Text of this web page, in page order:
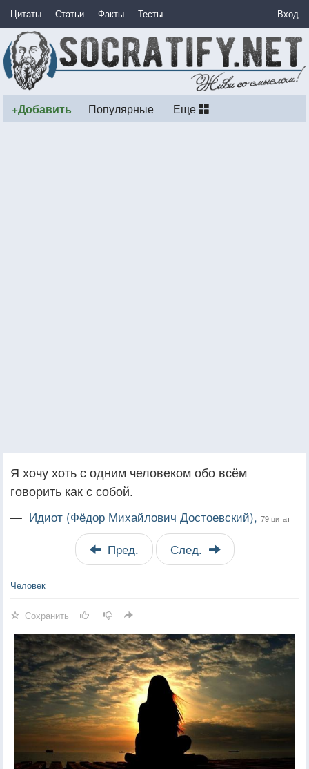
Цитаты Статьи Факты Тесты Вход
+Добавить Популярные Еще
Я хочу хоть с одним человеком обо всём
говорить как с собой.
— Идиот (Фёдор Михайлович Достоевский), 79 цитат
Пред. След.
Человек
Сохранить